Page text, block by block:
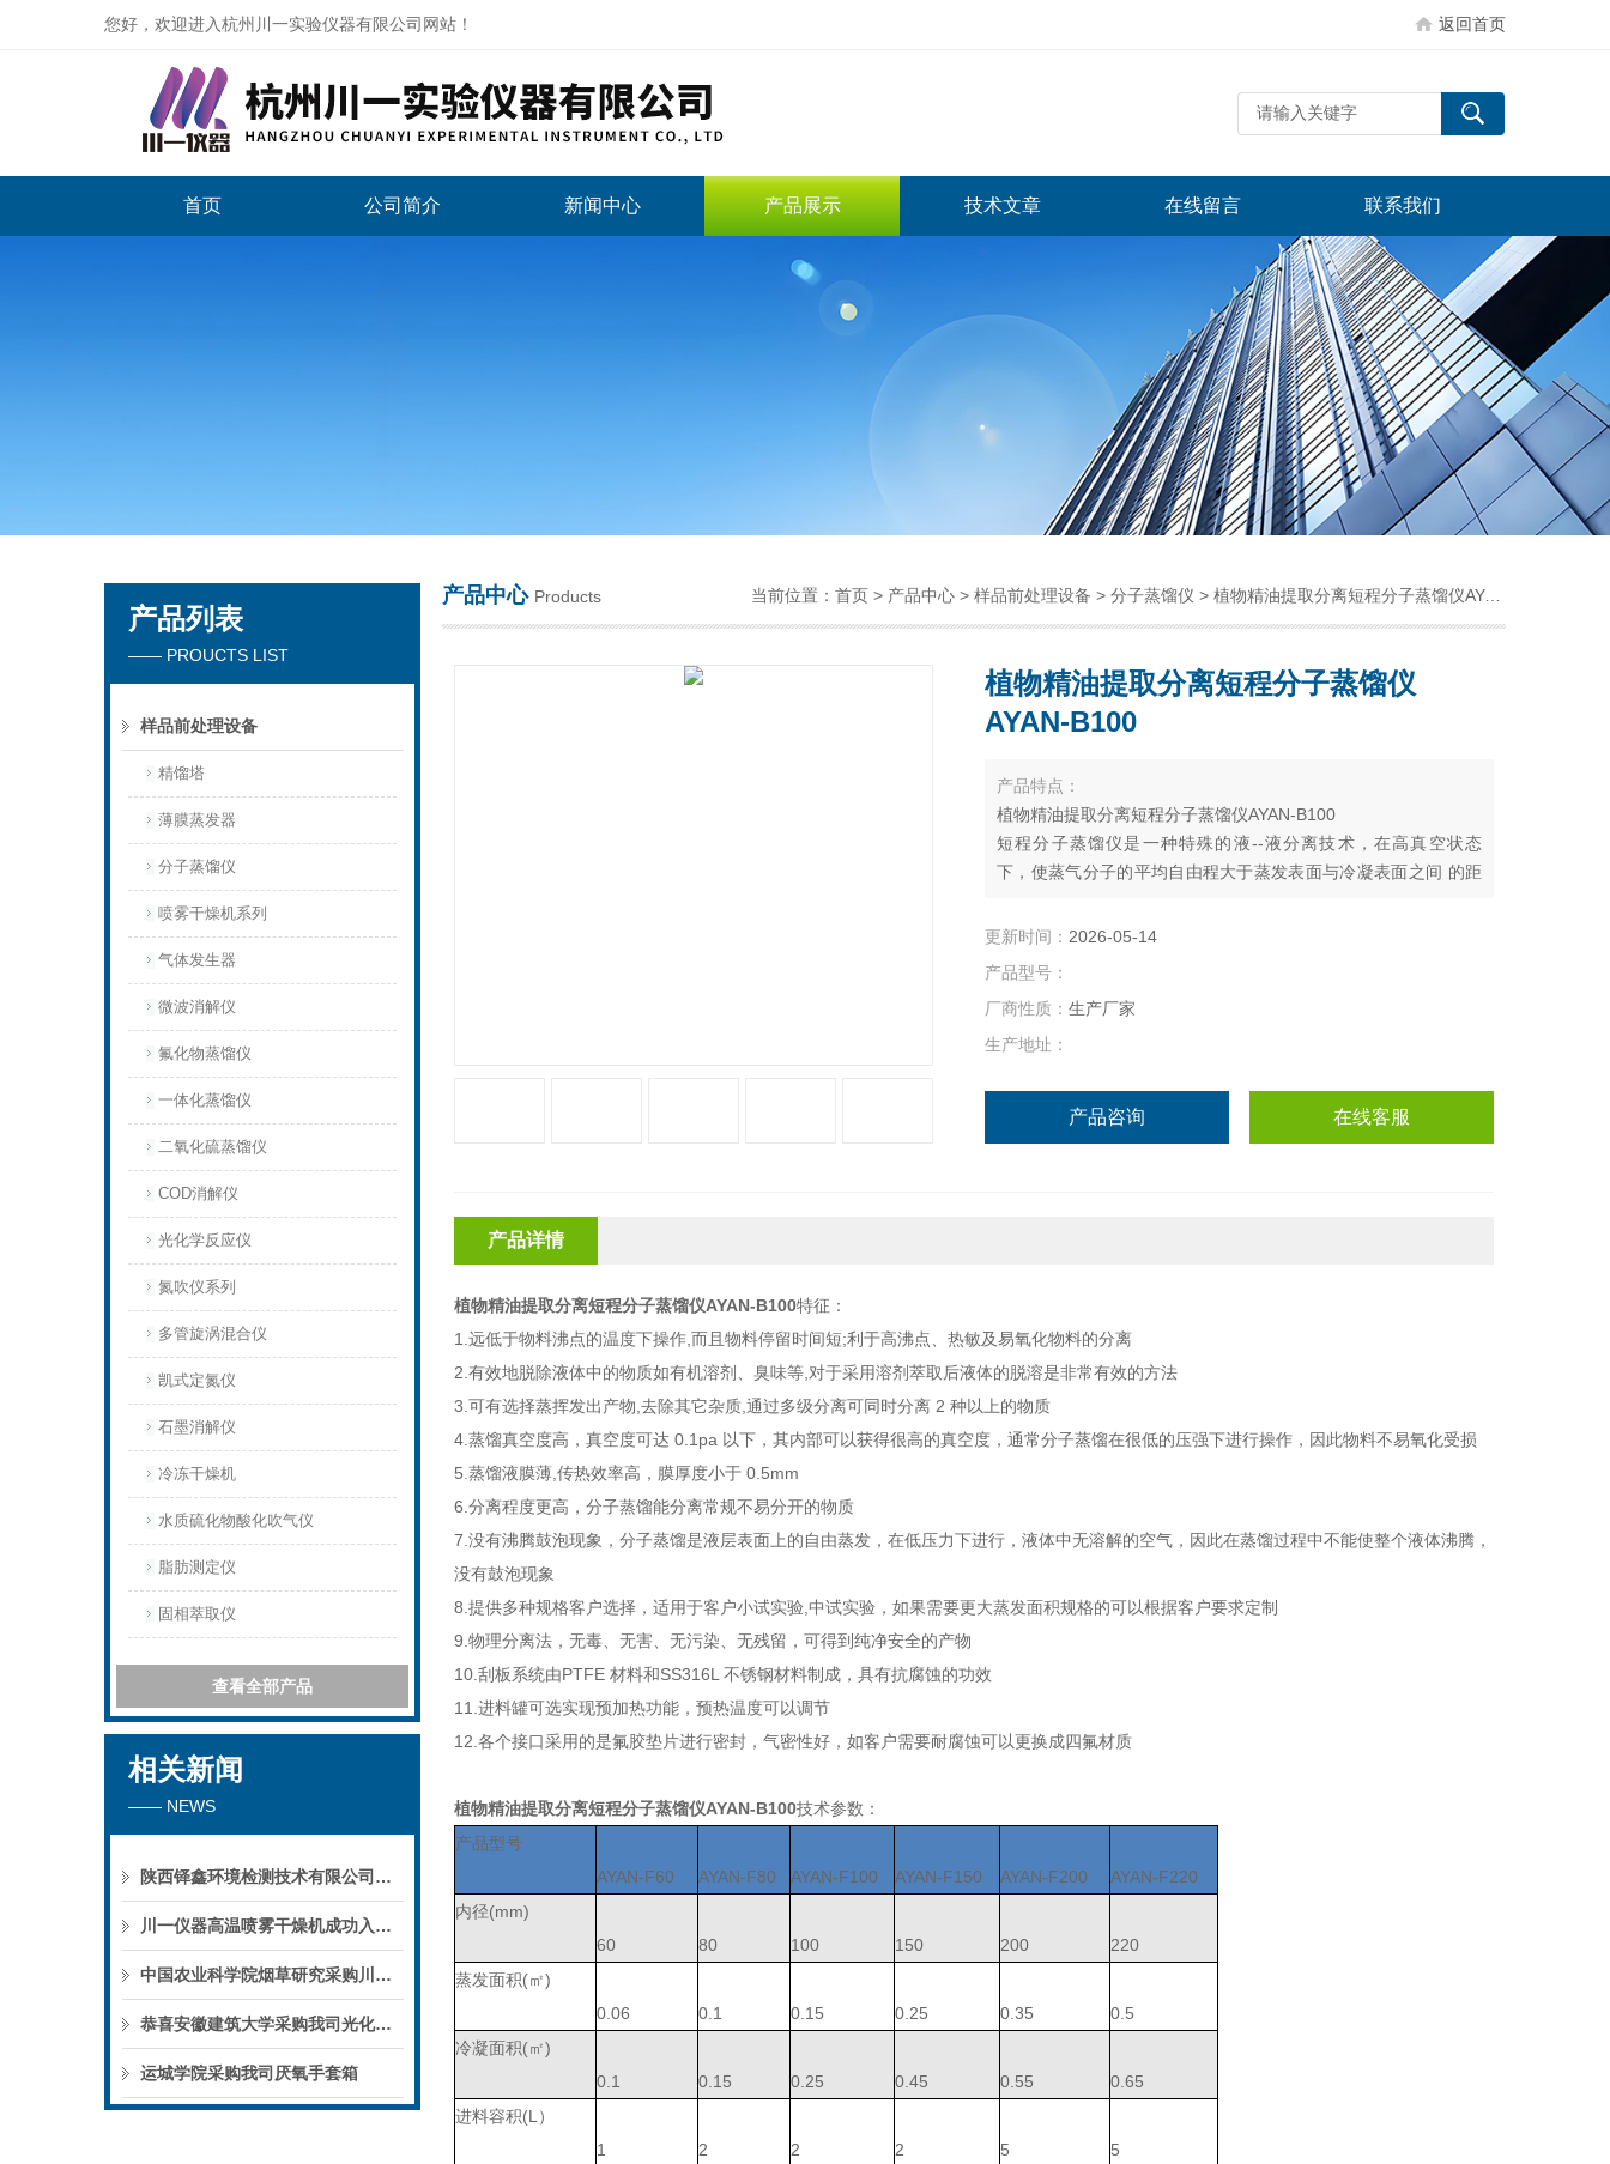
您好，欢迎进入杭州川一实验仪器有限公司网站！ 返回首页
杭州川一实验仪器有限公司
首页 公司简介 新闻中心 产品展示 技术文章 在线留言 联系我们
产品列表
—— PROUCTS LIST
样品前处理设备
精馏塔
薄膜蒸发器
分子蒸馏仪
喷雾干燥机系列
气体发生器
微波消解仪
氟化物蒸馏仪
一体化蒸馏仪
二氧化硫蒸馏仪
COD消解仪
光化学反应仪
氮吹仪系列
多管旋涡混合仪
凯式定氮仪
石墨消解仪
冷冻干燥机
水质硫化物酸化吹气仪
脂肪测定仪
固相萃取仪
查看全部产品
相关新闻
—— NEWS
陕西铎鑫环境检测技术有限公司采购我司全自动液液萃取仪
川一仪器高温喷雾干燥机成功入驻鄱阳职业学院，助力职业教育实训平台升级
中国农业科学院烟草研究采购川一仪器喷雾干燥机
恭喜安徽建筑大学采购我司光化学反应仪
运城学院采购我司厌氧手套箱
产品中心 Products 当前位置： 首页 > 产品中心 > 样品前处理设备 > 分子蒸馏仪 > 植物精油提取分离短程分子蒸馏仪AYAN-B100
植物精油提取分离短程分子蒸馏仪
AYAN-B100
产品特点：
植物精油提取分离短程分子蒸馏仪AYAN-B100
短程分子蒸馏仪是一种特殊的液--液分离技术，在高真空状态
下，使蒸气分子的平均自由程大于蒸发表面与冷凝表面之间 的距
行分离。
更新时间： 2026-05-14
产品型号：
厂商性质： 生产厂家
生产地址：
产品咨询 在线客服
产品详情
植物精油提取分离短程分子蒸馏仪AYAN-B100特征：
1.远低于物料沸点的温度下操作,而且物料停留时间短;利于高沸点、热敏及易氧化物料的分离
2.有效地脱除液体中的物质如有机溶剂、臭味等,对于采用溶剂萃取后液体的脱溶是非常有效的方法
3.可有选择蒸挥发出产物,去除其它杂质,通过多级分离可同时分离 2 种以上的物质
4.蒸馏真空度高，真空度可达 0.1pa 以下，其内部可以获得很高的真空度，通常分子蒸馏在很低的压强下进行操作，因此物料不易氧化受损
5.蒸馏液膜薄,传热效率高，膜厚度小于 0.5mm
6.分离程度更高，分子蒸馏能分离常规不易分开的物质
7.没有沸腾鼓泡现象，分子蒸馏是液层表面上的自由蒸发，在低压力下进行，液体中无溶解的空气，因此在蒸馏过程中不能使整个液体沸腾，
没有鼓泡现象
8.提供多种规格客户选择，适用于客户小试实验,中试实验，如果需要更大蒸发面积规格的可以根据客户要求定制
9.物理分离法，无毒、无害、无污染、无残留，可得到纯净安全的产物
10.刮板系统由PTFE 材料和SS316L 不锈钢材料制成，具有抗腐蚀的功效
11.进料罐可选实现预加热功能，预热温度可以调节
12.各个接口采用的是氟胶垫片进行密封，气密性好，如客户需要耐腐蚀可以更换成四氟材质
植物精油提取分离短程分子蒸馏仪AYAN-B100技术参数：
产品型号
AYAN-F60
AYAN-F80 AYAN-F100 AYAN-F150 AYAN-F200
AYAN-F220
内径(mm)
60
80 100 150 200
220
蒸发面积(㎡)
0.06
0.1 0.15 0.25 0.35
0.5
冷凝面积(㎡)
0.1
0.15 0.25 0.45 0.55
0.65
进料容积(L）
1
2 2 2 5
5